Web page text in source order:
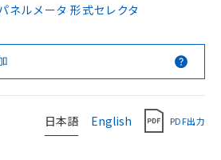
ネルメータ 形式セレクタ
日本語 English PDF出力